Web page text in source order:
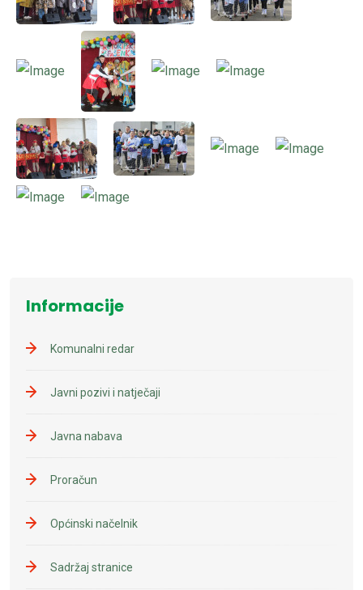
Informacije
Komunalni redar
Javni pozivi i natječaji
Javna nabava
Proračun
Općinski načelnik
Sadržaj stranice